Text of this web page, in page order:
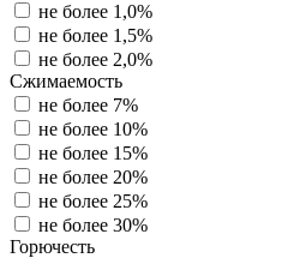
не более 1,0%
не более 1,5%
не более 2,0%
Сжимаемость
не более 7%
не более 10%
не более 15%
не более 20%
не более 25%
не более 30%
Горючесть